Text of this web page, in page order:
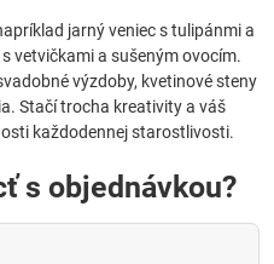
jarný veniec s tulipánmi a
vetvičkami a sušeným ovocím.
výzdoby, kvetinové steny
Stačí trocha kreativity a váš
každodennej starostlivosti.
s objednávkou?